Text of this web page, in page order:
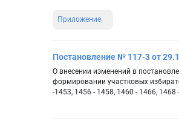
Приложение
Постановление № 117-3 от
О внесении изменений в
формировании участковых
-1453, 1456 - 1458, 1460 - 1466,